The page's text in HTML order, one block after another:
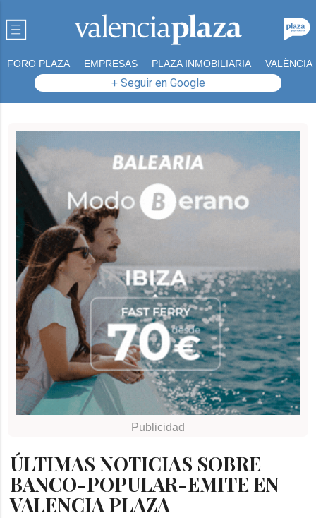
FORO PLAZA EMPRESAS PLAZA INMOBILIARIA VALÈNCIA
+ Seguir en Google
ÚLTIMAS NOTICIAS SOBRE
BANCO-POPULAR-EMITE EN
VALENCIA PLAZA